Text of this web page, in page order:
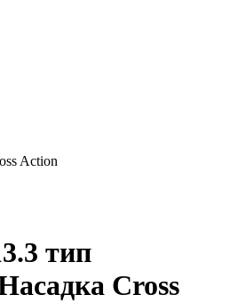
Action
тип
Cross